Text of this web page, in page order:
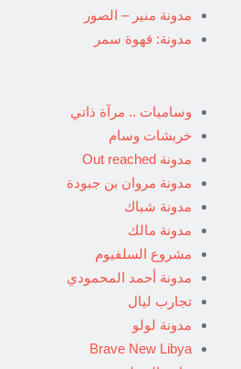
مدونة منير – الصور
مدونة: قهوة سمر
وساميات .. مرآة ذاتي
خربشات وسام
مدونة Out reached
مدونة مروان بن جبودة
مدونة شباك
مدونة مالك
مشروع السلفيوم
مدونة أحمد المحمودي
تجارب ليال
مدونة لولو
Brave New Libya